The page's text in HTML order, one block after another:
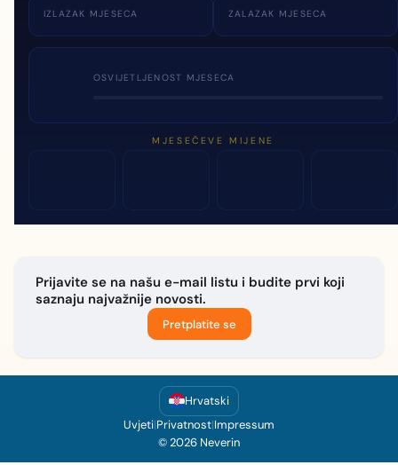
IZLAZAK MJESECA ZALAZAK MJESECA
OSVIJETLJENOST MJESECA
MJESEČEVE MIJENE
Prijavite se na našu e-mail listu i budite prvi koji
saznaju najvažnije novosti.
Pretplatite se
Hrvatski
Uvjeti|Privatnost|Impressum
© 2026 Neverin